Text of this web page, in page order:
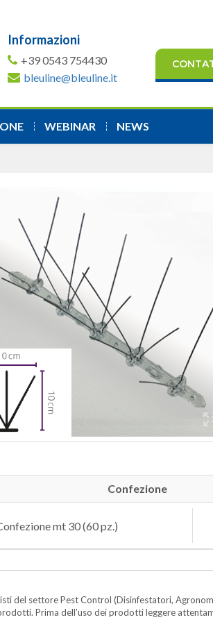
Informazioni
+39 0543 754430
bleuline@bleuline.it
WEBINAR NEWS
Confezione
mt 30 (60 pz.)
del settore Pest Control (Disinfestatori,
Prima dell’uso dei prodotti leggere